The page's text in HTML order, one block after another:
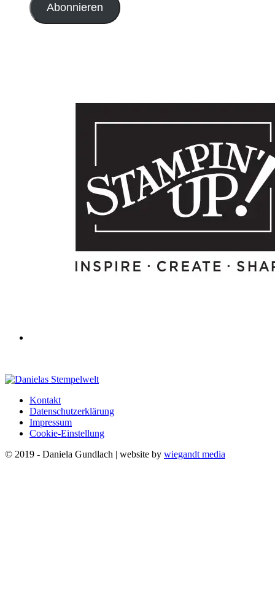
Abonnieren
Kontakt
Datenschutzerklärung
Impressum
Cookie-Einstellung
© 2019 - Daniela Gundlach | website by wiegandt media